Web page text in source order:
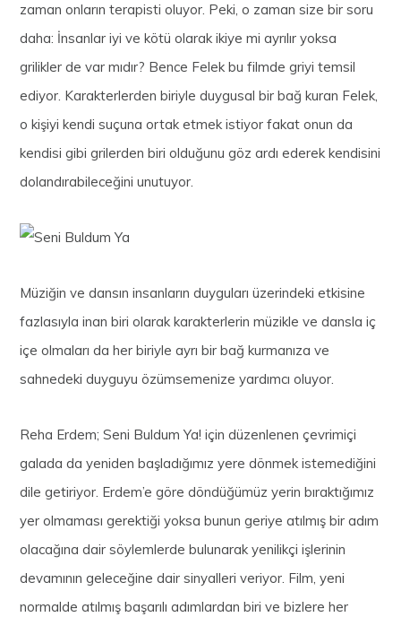
zaman onların terapisti oluyor. Peki, o zaman size bir soru
daha: İnsanlar iyi ve kötü olarak ikiye mi ayrılır yoksa
grilikler de var mıdır? Bence Felek bu filmde griyi temsil
ediyor. Karakterlerden biriyle duygusal bir bağ kuran Felek,
o kişiyi kendi suçuna ortak etmek istiyor fakat onun da
kendisi gibi grilerden biri olduğunu göz ardı ederek kendisini
dolandırabileceğini unutuyor.
Müziğin ve dansın insanların duyguları üzerindeki etkisine
fazlasıyla inan biri olarak karakterlerin müzikle ve dansla iç
içe olmaları da her biriyle ayrı bir bağ kurmanıza ve
sahnedeki duyguyu özümsemenize yardımcı oluyor.
Reha Erdem; Seni Buldum Ya! için düzenlenen çevrimiçi
galada da yeniden başladığımız yere dönmek istemediğini
dile getiriyor. Erdem’e göre döndüğümüz yerin bıraktığımız
yer olmaması gerektiği yoksa bunun geriye atılmış bir adım
olacağına dair söylemlerde bulunarak yenilikçi işlerinin
devamının geleceğine dair sinyalleri veriyor. Film, yeni
normalde atılmış başarılı adımlardan biri ve bizlere her